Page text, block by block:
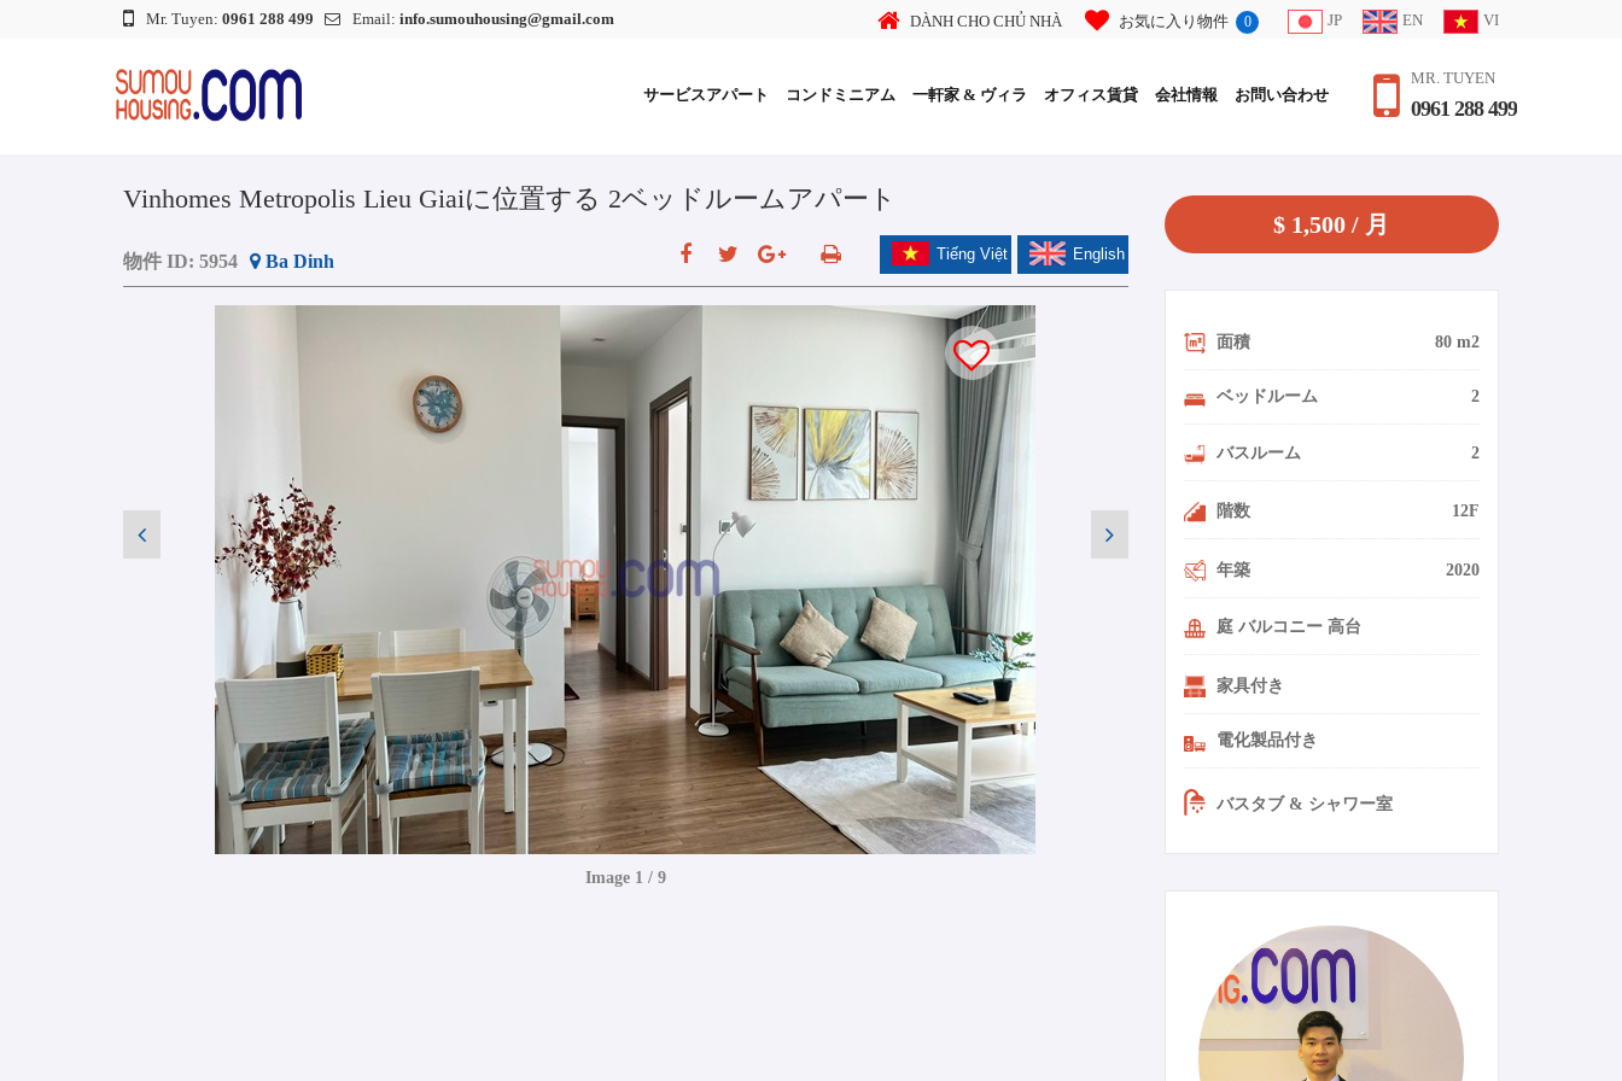
Mr. Tuyen: 0961 288 499 Email: info.sumouhousing@gmail.com DÀNH CHO CHỦ NHÀ お気に入り物件 0 JP EN VI
MR. TUYEN
0961 288 499
サービスアパート コンドミニアム 一軒家 & ヴィラ オフィス賃貸 会社情報 お問い合わせ
Vinhomes Metropolis Lieu Giaiに位置する 2ベッドルームアパート
English
Tiếng Việt
物件 ID: 5954 Ba Dinh
Image 1 / 9
$ 1,500 / 月
面積 80 m2
ベッドルーム 2
バスルーム 2
階数 12F
年築 2020
庭 バルコニー 高台
家具付き
電化製品付き
バスタブ & シャワー室